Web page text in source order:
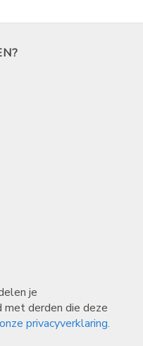
je
derden die deze
privacyverklaring.